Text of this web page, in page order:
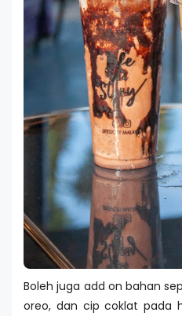
Boleh juga add on bahan
oreo, dan cip coklat pada